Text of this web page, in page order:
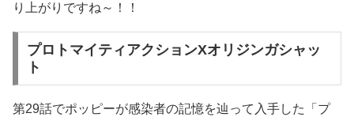
り上がりですね～！！
プロトマイティアクションXオリジンガシャッ
ト
第29話でポッピーが感染者の記憶を辿って入手した「プ